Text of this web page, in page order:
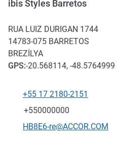
ibis Styles Barretos
RUA LUIZ DURIGAN 1744
14783-075 BARRETOS
BREZILYA
GPS:-20.568114, -48.5764999
Telefon
+55 17 2180-2151
Faks
+550000000
İletişim için e-posta
HB8E6-re@ACCOR.COM